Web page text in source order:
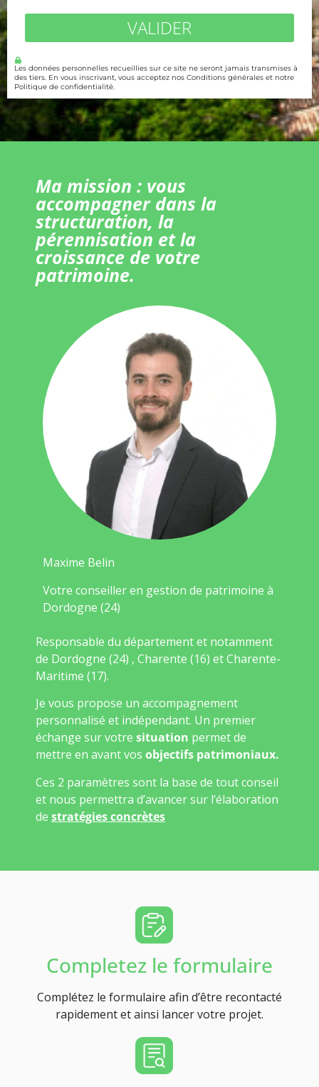
VALIDER
Les données personnelles recueillies sur ce site ne seront jamais transmises à
des tiers. En vous inscrivant, vous acceptez nos Conditions générales et notre
Politique de confidentialité.
Ma mission : vous
accompagner dans la
structuration, la
pérennisation et la
croissance de votre
patrimoine.
Maxime Belin
Votre conseiller en gestion de patrimoine à
Dordogne (24)
Responsable du département et notamment
de Dordogne (24) , Charente (16) et Charente-
Maritime (17).
Je vous propose un accompagnement
personnalisé et indépendant. Un premier
échange sur votre situation permet de
mettre en avant vos objectifs patrimoniaux.
Ces 2 paramètres sont la base de tout conseil
et nous permettra d’avancer sur l’élaboration
de stratégies concrètes
Completez le formulaire
Complétez le formulaire afin d’être recontacté
rapidement et ainsi lancer votre projet.